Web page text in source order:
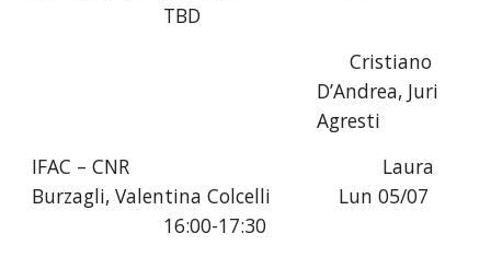
TBD
  Cristiano
D’Andrea, Juri
Agresti
IFAC – CNR
Laura
Burzagli, Valentina Colcelli
16:00-17:30